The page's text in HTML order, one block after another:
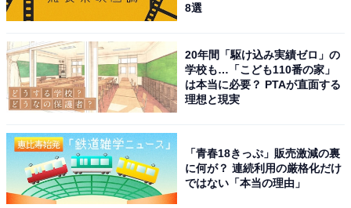
8選
20年間「駆け込み実績ゼロ」の
学校も…「こども110番の家」
は本当に必要？ PTAが直面する
理想と現実
「青春18きっぷ」販売激減の裏
に何が？ 連続利用の厳格化だけ
ではない「本当の理由」